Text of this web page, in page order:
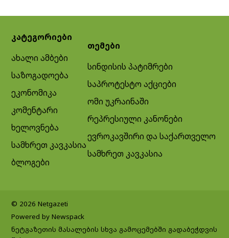
კატეგორიები
ახალი ამბები
საზოგადოება
ეკონომიკა
კომენტარი
ხელოვნება
სამხრეთ კავკასია
ბლოგები
თემები
სინდისის პატიმრები
საპროტესტო აქციები
ომი უკრაინაში
რეპრესიული კანონები
ევროკავშირი და საქართველო
სამხრეთ კავკასია
© 2026 Netgazeti
Powered by Newspack
ნეტგაზეთის მასალების სხვა გამოცემებში გადაბეჭდვის